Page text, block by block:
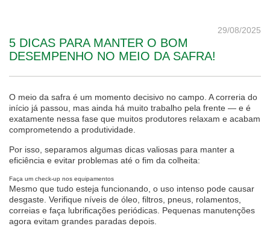
29/08/2025
5 DICAS PARA MANTER O BOM
DESEMPENHO NO MEIO DA SAFRA!
O meio da safra é um momento decisivo no campo. A correria do
início já passou, mas ainda há muito trabalho pela frente — e é
exatamente nessa fase que muitos produtores relaxam e acabam
comprometendo a produtividade.
Por isso, separamos algumas dicas valiosas para manter a
eficiência e evitar problemas até o fim da colheita:
Faça um check-up nos equipamentos
Mesmo que tudo esteja funcionando, o uso intenso pode causar
desgaste. Verifique níveis de óleo, filtros, pneus, rolamentos,
correias e faça lubrificações periódicas. Pequenas manutenções
agora evitam grandes paradas depois.